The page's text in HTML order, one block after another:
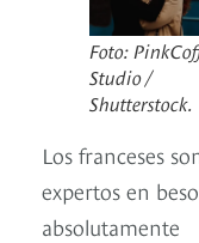
Foto:
Studio /
Shutterstock.
Los franceses
expertos en
absolutamente